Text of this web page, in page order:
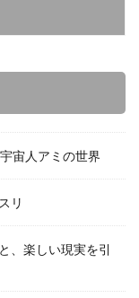
宙人アミの世界
リ
、楽しい現実を引